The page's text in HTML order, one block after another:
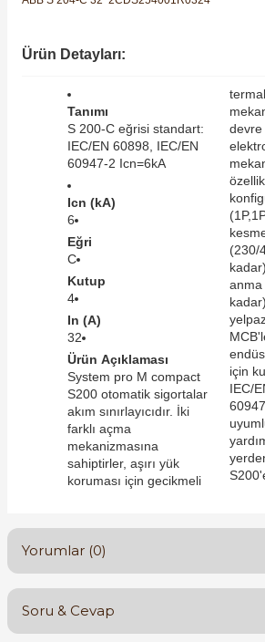
- UPS
Yol Vericiler
Pako Şalterler
SIMATIC
SIRIUS
WinCC
Ürün Detayları:
Tanımı
S 200-C eğrisi standart:
IEC/EN 60898, IEC/EN
60947-2 Icn=6kA
Icn (kA)
6
Eğri
C
Kutup
4
In (A)
32
Ürün Açıklaması
System pro M compact
S200 otomatik sigortalar
akım sınırlayıcıdır. İki
farklı açma
mekanizmasına
sahiptirler, aşırı yük
koruması için gecikmeli
devre
(230/
anma
için
IEC/
Yorumlar (0)
Bu ürüne ilk yorumu siz
Soru & Cevap